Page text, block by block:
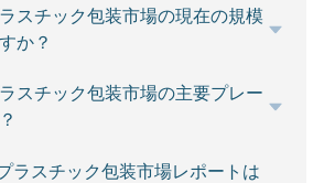
スチック包装市場の現在の規模
か？
スチック包装市場の主要プレー
ラスチック包装市場レポートは